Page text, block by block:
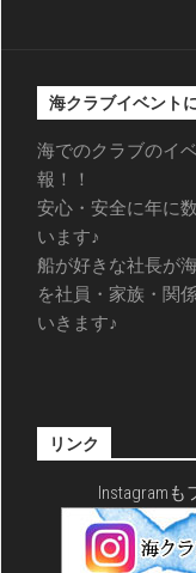
海クラブイベント
海でのクラブのイ
報！！
安心・安全に年に
います♪
船が好きな社長が
を社員・家族・関
いきます♪
リンク
Instagram